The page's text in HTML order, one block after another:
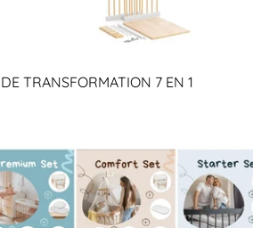
TRANSFORMATION 7 EN 1